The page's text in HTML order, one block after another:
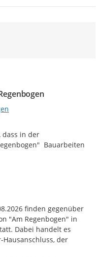
in der
Bauarbeiten
finden gegenüber
"Am Regenbogen" in
Dabei handelt es
der